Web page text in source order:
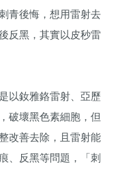
青後悔，想用雷射去
反黑，其實以皮秒雷
以釹雅鉻雷射、亞歷
破壞黑色素細胞，但
改善去除，且雷射能
、反黑等問題，「刺